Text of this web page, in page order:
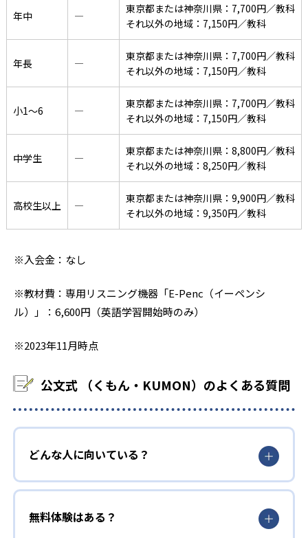
年中 ―
東京都または神奈川県：7,700円／教科
それ以外の地域：7,150円／教科
年長 ―
東京都または神奈川県：7,700円／教科
それ以外の地域：7,150円／教科
小1〜6 ―
東京都または神奈川県：7,700円／教科
それ以外の地域：7,150円／教科
中学生 ―
東京都または神奈川県：8,800円／教科
それ以外の地域：8,250円／教科
高校生以上 ―
東京都または神奈川県：9,900円／教科
それ以外の地域：9,350円／教科
※入会金：なし
※教材費：専用リスニング機器「E-Penc（イーペンシ
ル）」：6,600円（英語学習開始時のみ）
※2023年11月時点
公文式 （くもん・KUMON）のよくある質問
どんな人に向いている？
無料体験はある？